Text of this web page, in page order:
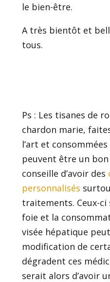
le bien-être.
A très bientôt et
tous.
Ps : Les tisanes de
chardon marie,
l’art et
peuvent être un bon
conseille d’avoir des
personnalisés
traitements. Ceux-
foie et la
visée hépatique
modification de
dégradent ces
serait alors d’avoir